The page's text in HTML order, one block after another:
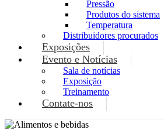
Pressão
Produtos do sistema
Temperatura
Distribuidores procurados
Exposições
Evento e Notícias
Sala de notícias
Exposição
Treinamento
Contate-nos